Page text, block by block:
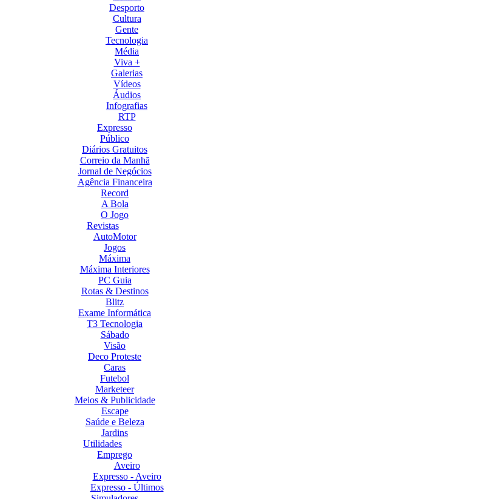
Desporto
Cultura
Gente
Tecnologia
Média
Viva +
Galerias
Vídeos
Áudios
Infografias
RTP
Expresso
Público
Diários Gratuitos
Correio da Manhã
Jornal de Negócios
Agência Financeira
Record
A Bola
O Jogo
Revistas
AutoMotor
Jogos
Máxima
Máxima Interiores
PC Guia
Rotas & Destinos
Blitz
Exame Informática
T3 Tecnologia
Sábado
Visão
Deco Proteste
Caras
Futebol
Marketeer
Meios & Publicidade
Escape
Saúde e Beleza
Jardins
Utilidades
Emprego
Aveiro
Expresso - Aveiro
Expresso - Últimos